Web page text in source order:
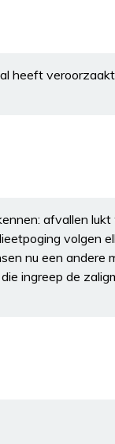
heeft
afvallen
volgen
nu een andere
ingreep de